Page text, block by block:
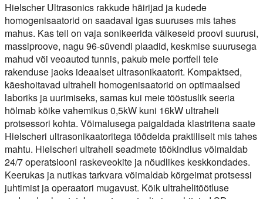
Hielscher Ultrasonics rakkude häirijad ja kudede
homogenisaatorid on saadaval igas suuruses mis tahes
mahus. Kas teil on vaja sonikeerida väikeseid proovi suurusi,
massiproove, nagu 96-süvendi plaadid, keskmise suurusega
mahud või veoautod tunnis, pakub meie portfell teie
rakenduse jaoks ideaalset ultrasonikaatorit. Kompaktsed,
käeshoitavad ultraheli homogenisaatorid on optimaalsed
laboriks ja uurimiseks, samas kui meie tööstuslik seeria
hõlmab kõike vahemikus 0,5kW kuni 16kW ultraheli
protsessori kohta. Võimalusega paigaldada klastritena saate
Hielscheri ultrasonikaatoritega töödelda praktiliselt mis tahes
mahtu. Hielscheri ultraheli seadmete töökindlus võimaldab
24/7 operatsiooni raskeveokite ja nõudlikes keskkondades.
Keerukas ja nutikas tarkvara võimaldab kõrgeimat protsessi
juhtimist ja operaatori mugavust. Kõik ultrahelitöötluse